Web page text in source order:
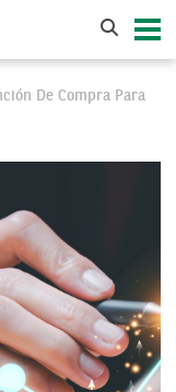
De Compra Para